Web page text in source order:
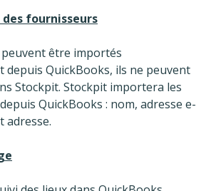
fournisseurs
être importés
depuis QuickBooks, ils ne peuvent
Stockpit. Stockpit importera les
QuickBooks : nom, adresse e-
adresse.